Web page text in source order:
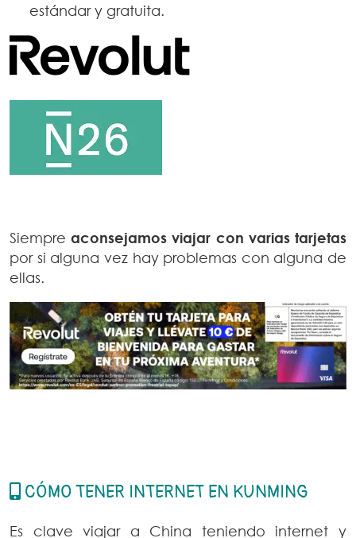
estándar y gratuita.
Siempreaconsejamos viajar con varias tarjetas
por si alguna vez hay problemas con alguna de
ellas.
CÓMO TENER INTERNET EN KUNMING
Es clave viajar a China teniendo internet y